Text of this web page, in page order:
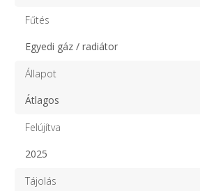
Fűtés
Egyedi gáz / radiátor
Állapot
Átlagos
Felújítva
2025
Tájolás